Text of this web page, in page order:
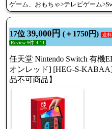
ゲーム、おもちゃ>テレビゲーム
17位 39,000円 (＋1750円) 送
Review 9件 4.11
任天堂 Nintendo Switch 有機
オンレッド] [HEG-S-
品不可商品】